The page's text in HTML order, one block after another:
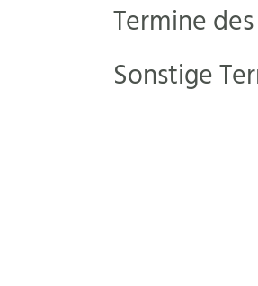
Termine
Sonstige